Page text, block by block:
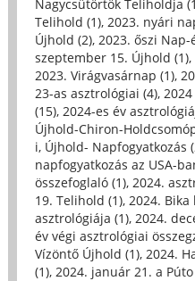
Nagycsütörtök Teliholdja
Telihold (1), 2023. nyári
Újhold (2), 2023. őszi Nap-
szeptember 15. Újhold (1),
2023. Virágvasárnap (1),
23-as asztrológiai (4),
(15), 2024-es év
Újhold-Chiron-
i, Újhold- Napfogyatkozás
napfogyatkozás az USA-
összefoglaló (1), 2024.
19. Telihold (1), 2024. Bika
asztrológiája (1), 2024.
év végi asztrológiai
Vízöntő Újhold (1), 2024.
(1), 2024. január 21. a